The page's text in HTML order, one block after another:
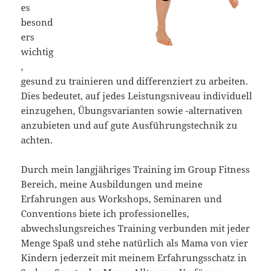
es
besond
ers
wichtig
,
gesund zu trainieren und differenziert zu arbeiten.
Dies bedeutet, auf jedes Leistungsniveau individuell
einzugehen, Übungsvarianten sowie -alternativen
anzubieten und auf gute Ausführungstechnik zu
achten.
Durch mein langjähriges Training im Group Fitness
Bereich, meine Ausbildungen und meine
Erfahrungen aus Workshops, Seminaren und
Conventions biete ich professionelles,
abwechslungsreiches Training verbunden mit jeder
Menge Spaß und stehe natürlich als Mama von vier
Kindern jederzeit mit meinem Erfahrungsschatz in